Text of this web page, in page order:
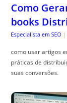
Como
books
Especialista em SEO |
como usar artigos
práticas de
suas conversões.